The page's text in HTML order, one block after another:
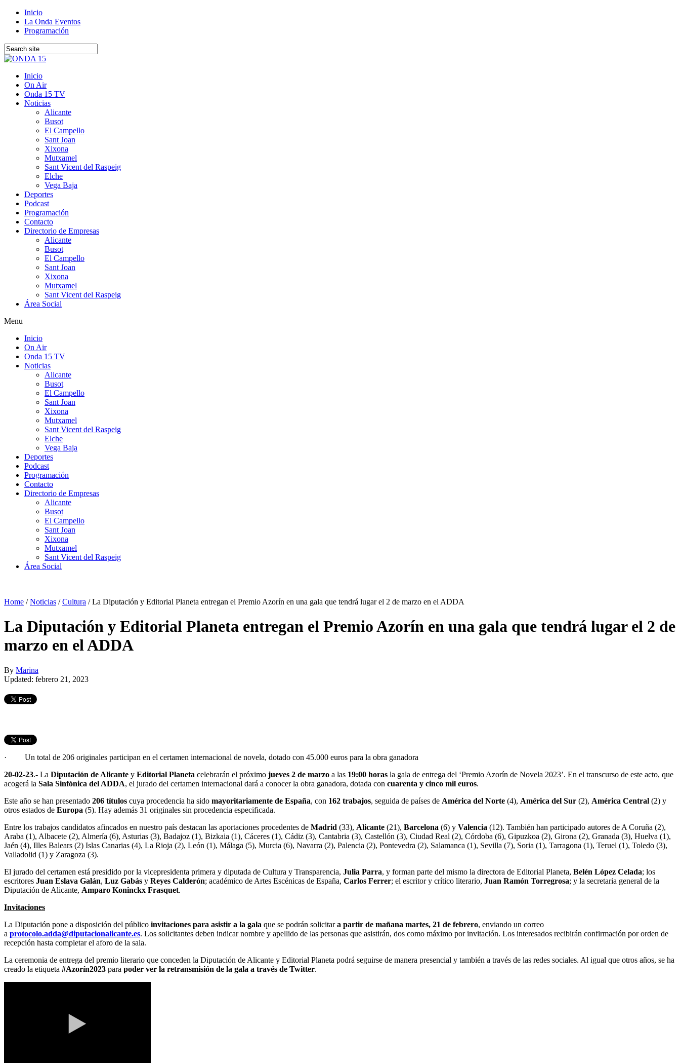
Inicio
La Onda Eventos
Programación
Inicio
On Air
Onda 15 TV
Noticias
Alicante
Busot
El Campello
Sant Joan
Xixona
Mutxamel
Sant Vicent del Raspeig
Elche
Vega Baja
Deportes
Podcast
Programación
Contacto
Directorio de Empresas
Alicante
Busot
El Campello
Sant Joan
Xixona
Mutxamel
Sant Vicent del Raspeig
Área Social
Menu
Inicio
On Air
Onda 15 TV
Noticias
Alicante
Busot
El Campello
Sant Joan
Xixona
Mutxamel
Sant Vicent del Raspeig
Elche
Vega Baja
Deportes
Podcast
Programación
Contacto
Directorio de Empresas
Alicante
Busot
El Campello
Sant Joan
Xixona
Mutxamel
Sant Vicent del Raspeig
Área Social
Home /Noticias /Cultura /La Diputación y Editorial Planeta entregan el Premio Azorín en una gala que tendrá lugar el 2 de marzo en el ADDA
La Diputación y Editorial Planeta entregan el Premio Azorín en una gala que tendrá lugar el 2 de
marzo en el ADDA
By Marina
Updated: febrero 21, 2023
· Un total de 206 originales participan en el certamen internacional de novela, dotado con 45.000 euros para la obra ganadora
20-02-23.- La Diputación de Alicante y Editorial Planeta celebrarán el próximo jueves 2 de marzo a las 19:00 horas la gala de entrega del ‘Premio Azorín de Novela 2023’. En el transcurso de este acto, que
acogerá la Sala Sinfónica del ADDA, el jurado del certamen internacional dará a conocer la obra ganadora, dotada con cuarenta y cinco mil euros.
Este año se han presentado 206 títulos cuya procedencia ha sido mayoritariamente de España, con 162 trabajos, seguida de países de América del Norte (4), América del Sur (2), América Central (2) y
otros estados de Europa (5). Hay además 31 originales sin procedencia especificada.
Entre los trabajos candidatos afincados en nuestro país destacan las aportaciones procedentes de Madrid (33), Alicante (21), Barcelona (6) y Valencia (12). También han participado autores de A Coruña (2),
Araba (1), Albacete (2), Almería (6), Asturias (3), Badajoz (1), Bizkaia (1), Cáceres (1), Cádiz (3), Cantabria (3), Castellón (3), Ciudad Real (2), Córdoba (6), Gipuzkoa (2), Girona (2), Granada (3), Huelva (1),
Jaén (4), Illes Balears (2) Islas Canarias (4), La Rioja (2), León (1), Málaga (5), Murcia (6), Navarra (2), Palencia (2), Pontevedra (2), Salamanca (1), Sevilla (7), Soria (1), Tarragona (1), Teruel (1), Toledo (3),
Valladolid (1) y Zaragoza (3).
El jurado del certamen está presidido por la vicepresidenta primera y diputada de Cultura y Transparencia, Julia Parra, y forman parte del mismo la directora de Editorial Planeta, Belén López Celada; los
escritores Juan Eslava Galán, Luz Gabás y Reyes Calderón; académico de Artes Escénicas de España, Carlos Ferrer; el escritor y crítico literario, Juan Ramón Torregrosa; y la secretaria general de la
Diputación de Alicante, Amparo Koninckx Frasquet.
Invitaciones
La Diputación pone a disposición del público invitaciones para asistir a la gala que se podrán solicitara partir de mañana martes, 21 de febrero, enviando un correo
a protocolo.adda@diputacionalicante.es. Los solicitantes deben indicar nombre y apellido de las personas que asistirán, dos como máximo por invitación. Los interesados recibirán confirmación por orden de
recepción hasta completar el aforo de la sala.
La ceremonia de entrega del premio literario que conceden la Diputación de Alicante y Editorial Planeta podrá seguirse de manera presencial y también a través de las redes sociales. Al igual que otros años, se ha
creado la etiqueta #Azorín2023 para poder ver la retransmisión de la gala a través de Twitter.